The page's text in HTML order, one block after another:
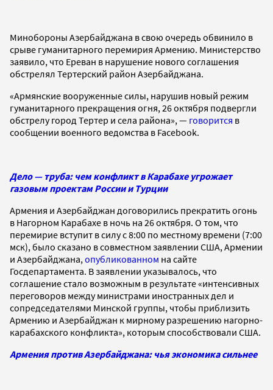
Минобороны Азербайджана в свою очередь обвинило в
срыве гуманитарного перемирия Армению. Министерство
заявило, что Ереван в нарушение нового соглашения
обстрелял Тертерский район Азербайджана.
«Армянские вооруженные силы, нарушив новый режим
гуманитарного прекращения огня, 26 октября подвергли
обстрелу город Тертер и села района», — говорится в
сообщении военного ведомства в Facebook.
Дело — труба: чем конфликт в Карабахе угрожает
газовым проектам России и Турции
Армения и Азербайджан договорились прекратить огонь
в Нагорном Карабахе в ночь на 26 октября. О том, что
перемирие вступит в силу с 8:00 по местному времени (7:00
мск), было сказано в совместном заявлении США, Армении
и Азербайджана, опубликованном на сайте
Госдепартамента. В заявлении указывалось, что
соглашение стало возможным в результате «интенсивных
переговоров между министрами иностранных дел и
сопредседателями Минской группы, чтобы приблизить
Армению и Азербайджан к мирному разрешению нагорно-
карабахского конфликта», которым способствовали США.
Армения против Азербайджана: чья экономика сильнее